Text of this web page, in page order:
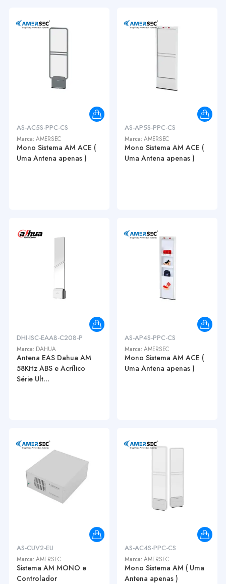
AS-AC5S-PPC-CS
Marca: AMERSEC
Mono Sistema AM ACE (
Uma Antena apenas )
AS-AP5S-PPC-CS
Marca: AMERSEC
Mono Sistema AM ACE (
Uma Antena apenas )
DHI-ISC-EAA8-C208-P
Marca: DAHUA
Antena EAS Dahua AM
58KHz ABS e Acrílico
Série Ult...
AS-AP4S-PPC-CS
Marca: AMERSEC
Mono Sistema AM ACE (
Uma Antena apenas )
AS-CUV2-EU
Marca: AMERSEC
Sistema AM MONO e
Controlador
AS-AC4S-PPC-CS
Marca: AMERSEC
Mono Sistema AM ( Uma
Antena apenas )